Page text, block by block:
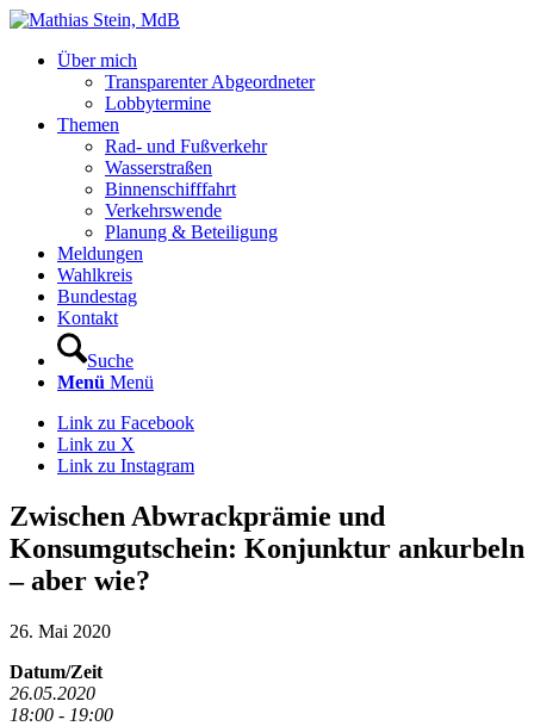
Über mich
Transparenter Abgeordneter
Lobbytermine
Themen
Rad- und Fußverkehr
Wasserstraßen
Binnenschifffahrt
Verkehrswende
Planung & Beteiligung
Meldungen
Wahlkreis
Bundestag
Kontakt
Suche
Menü Menü
Link zu Facebook
Link zu X
Link zu Instagram
Zwischen Abwrackprämie und
Konsumgutschein: Konjunktur ankurbeln
– aber wie?
26. Mai 2020
Datum/Zeit
26.05.2020
18:00 - 19:00